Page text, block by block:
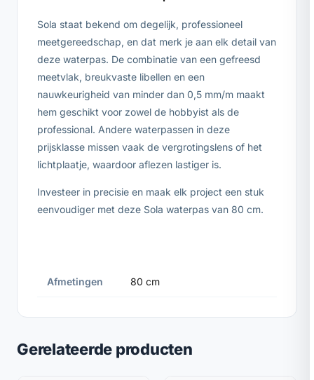
Sola staat bekend om degelijk, professioneel
meetgereedschap, en dat merk je aan elk detail van
deze waterpas. De combinatie van een gefreesd
meetvlak, breukvaste libellen en een
nauwkeurigheid van minder dan 0,5 mm/m maakt
hem geschikt voor zowel de hobbyist als de
professional. Andere waterpassen in deze
prijsklasse missen vaak de vergrotingslens of het
lichtplaatje, waardoor aflezen lastiger is.
Investeer in precisie en maak elk project een stuk
eenvoudiger met deze Sola waterpas van 80 cm.
Afmetingen 80 cm
Gerelateerde producten